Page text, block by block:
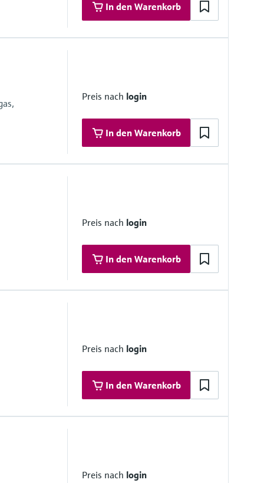
In den Warenkorb
Alloy C22, 2.4602 (UNS N06022), Tantal, Platin
Preis nach login
In den Warenkorb
und Zertifikate
Preis nach login
In den Warenkorb
Preis nach login
In den Warenkorb
Preis nach login